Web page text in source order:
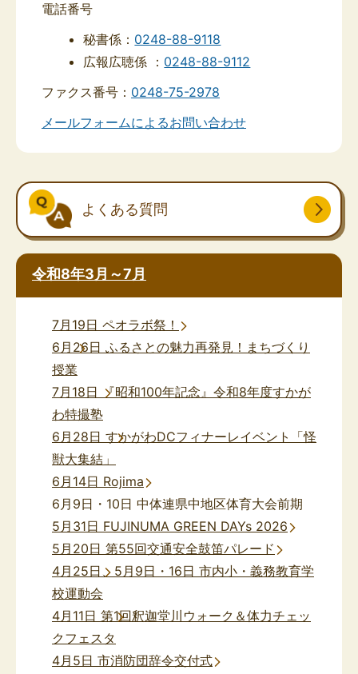
電話番号
秘書係： 0248-88-9118
広報広聴係 ： 0248-88-9112
ファクス番号： 0248-75-2978
メールフォームによるお問い合わせ
よくある質問
令和8年3月～7月
7月19日 ペオラボ祭！
6月26日 ふるさとの魅力再発見！まちづくり
授業
7月18日 『昭和100年記念』令和8年度すかが
わ特撮塾
6月28日 すかがわDCフィナーレイベント「怪
獣大集結」
6月14日 Rojima
6月9日・10日 中体連県中地区体育大会前期
5月31日 FUJINUMA GREEN DAYs 2026
5月20日 第55回交通安全鼓笛パレード
4月25日、5月9日・16日 市内小・義務教育学
校運動会
4月11日 第1回釈迦堂川ウォーク＆体力チェッ
クフェスタ
4月5日 市消防団辞令交付式